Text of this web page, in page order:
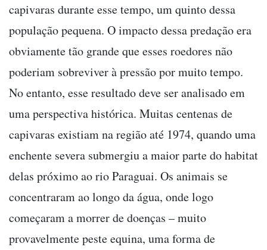
capivaras durante esse tempo, um quinto dessa
população pequena. O impacto dessa predação era
obviamente tão grande que esses roedores não
poderiam sobreviver à pressão por muito tempo.
No entanto, esse resultado deve ser analisado em
uma perspectiva histórica. Muitas centenas de
capivaras existiam na região até 1974, quando uma
enchente severa submergiu a maior parte do habitat
delas próximo ao rio Paraguai. Os animais se
concentraram ao longo da água, onde logo
começaram a morrer de doenças – muito
provavelmente peste equina, uma forma de